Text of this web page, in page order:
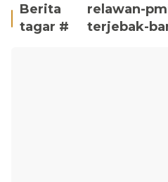
Berita
tagar #
relawan-
terjebak-